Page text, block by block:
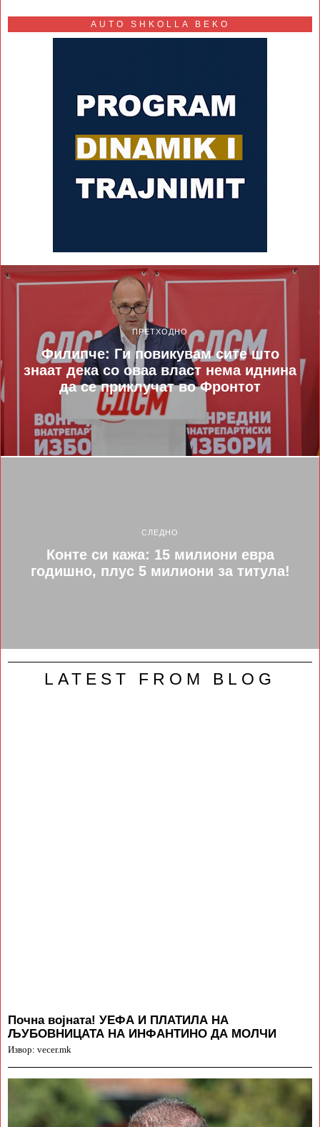
AUTO SHKOLLA BEKO
ПРЕТХОДНО
Филипче: Ги повикувам сите што
знаат дека со оваа власт нема иднина
да се приклучат во Фронтот
СЛЕДНО
Конте си кажа: 15 милиони евра
годишно, плус 5 милиони за титула!
LATEST FROM BLOG
Почна војната! УЕФА И ПЛАТИЛА НА
ЉУБОВНИЦАТА НА ИНФАНТИНО ДА МОЛЧИ
Извор: vecer.mk